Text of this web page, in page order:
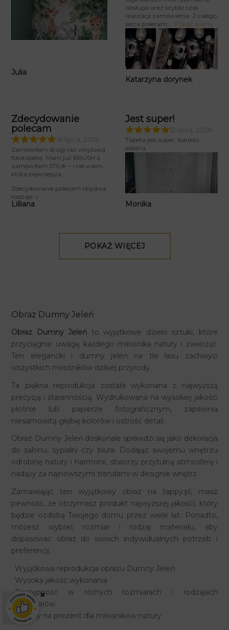
Julia
obsługa oraz szybki czas
realizacji zamówienia. Z całego
serca polecam
Pokaż więcej
Katarzyna dorynek
Zdecydowanie
polecam
18 lipca, 2026
Zamówiłam drugi raz vinylową
fototapetę. Mam już BRUSH a
zamówiłam STIUK – i nie wiem,
która piękniejsza.
Zdecydowanie polecam obydwa
rodzaje :)
Lilliana
Jest super!
Tapeta jest super, bardzo
solidna
Monika
POKAŻ WIĘCEJ
Obraz Dumny Jeleń
Obraz Dumny Jeleń to wyjątkowe dzieło sztuki, które
przyciągnie uwagę każdego miłośnika natury i zwierząt.
Ten elegancki i dumny jeleń na tle lasu zachwyci
wszystkich miłośników dzikiej przyrody.
Ta piękna reprodukcja została wykonana z najwyższą
precyzją i starannością. Wydrukowana na wysokiej jakości
płótnie lub papierze fotograficznym, zapewnia
niesamowitą głębię kolorów i ostrość detali.
Obraz Dumny Jeleń doskonale sprawdzi się jako dekoracja
do salonu, sypialni czy biura. Dodając swojemu wnętrzu
odrobinę natury i harmonii, stworzy przytulną atmosferę i
nadąży za najnowszymi trendami w designie wnętrz.
Zamawiając ten wyjątkowy obraz na tappy.pl, masz
pewność, że otrzymasz produkt najwyższej jakości, który
będzie ozdobą Twojego domu przez wiele lat. Ponadto,
możesz wybrać rozmiar i rodzaj materiału, aby
dopasować obraz do swoich indywidualnych potrzeb i
preferencji.
Wyjątkowa reprodukcja obrazu Dumny Jeleń
Wysoka jakość wykonania
Dostępność w różnych rozmiarach i rodzajach
materiałów
Idealny na prezent dla miłośników natury
×